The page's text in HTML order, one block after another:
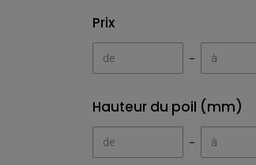
Prix
-
Hauteur du poil (mm)
-